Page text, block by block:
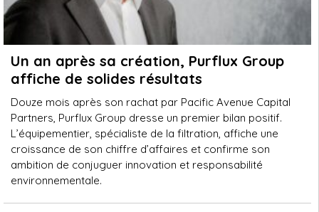
Un an après sa création, Purflux Group
affiche de solides résultats
Douze mois après son rachat par Pacific Avenue Capital
Partners, Purflux Group dresse un premier bilan positif.
L’équipementier, spécialiste de la filtration, affiche une
croissance de son chiffre d’affaires et confirme son
ambition de conjuguer innovation et responsabilité
environnementale.